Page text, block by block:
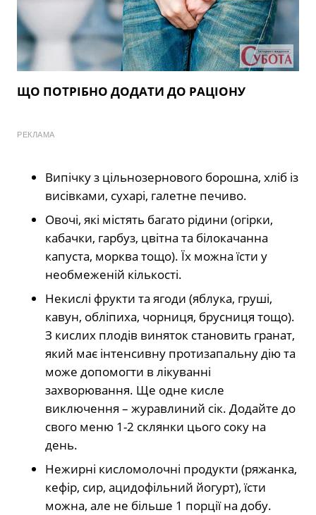
ЩО ПОТРІБНО ДОДАТИ ДО РАЦІОНУ
РЕКЛАМА
Випічку з цільнозернового борошна, хліб із
висівками, сухарі, галетне печиво.
Овочі, які містять багато рідини (огірки,
кабачки, гарбуз, цвітна та білокачанна
капуста, морква тощо). Їх можна їсти у
необмеженій кількості.
Некислі фрукти та ягоди (яблука, груші,
кавун, обліпиха, чорниця, брусниця тощо).
З кислих плодів виняток становить гранат,
який має інтенсивну протизапальну дію та
може допомогти в лікуванні
захворювання. Ще одне кисле
виключення – журавлиний сік. Додайте до
свого меню 1-2 склянки цього соку на
день.
Нежирні кисломолочні продукти (ряжанка,
кефір, сир, ацидофільний йогурт), їсти
можна, але не більше 1 порції на добу.